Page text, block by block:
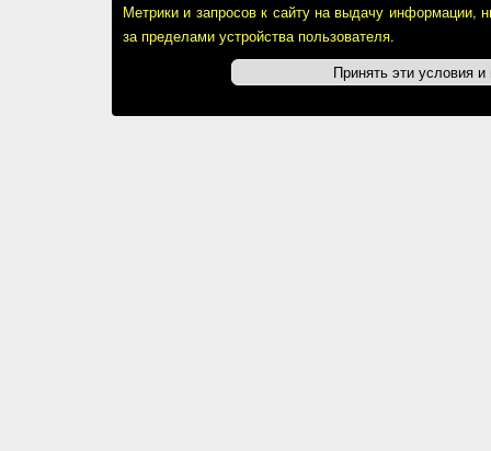
Метрики и запросов к сайту на выдачу информации,
за пределами устройства пользователя.
Принять эти условия